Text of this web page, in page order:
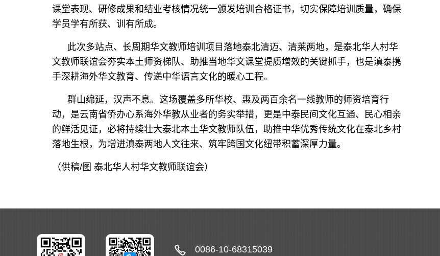
课堂表现、研修成果和结业考核情况统一颁发培训合格证书，切实保障培训质量，确保
学员学有所获、训有所成。
此次多站点、长周期华文教师培训项目落地泰北清迈、清莱两地，是泰北华人村华
文教师联谊会夯实本土师资梯队、助推当地华文课堂提质增效的关键抓手，也是滇泰携
手深耕海外华文教育、传递中华语言文化的暖心工程。
群山绵延，汉声不息。这场覆盖多所华校、惠及两百余名一线教师的师资培育行
动，是云南省侨办心系海外华教从业者的务实举措，更是中泰民间文化互通、民心相亲
的鲜活见证，必将持续壮大泰北本土华文教师队伍，助推中华优秀传统文化在泰北乡村
落地生根，为增进滇泰两地人文往来、筑牢跨国文化纽带积蓄深厚力量。
（供稿/图 泰北华人村华文教师联谊会）
0086-10-68315039